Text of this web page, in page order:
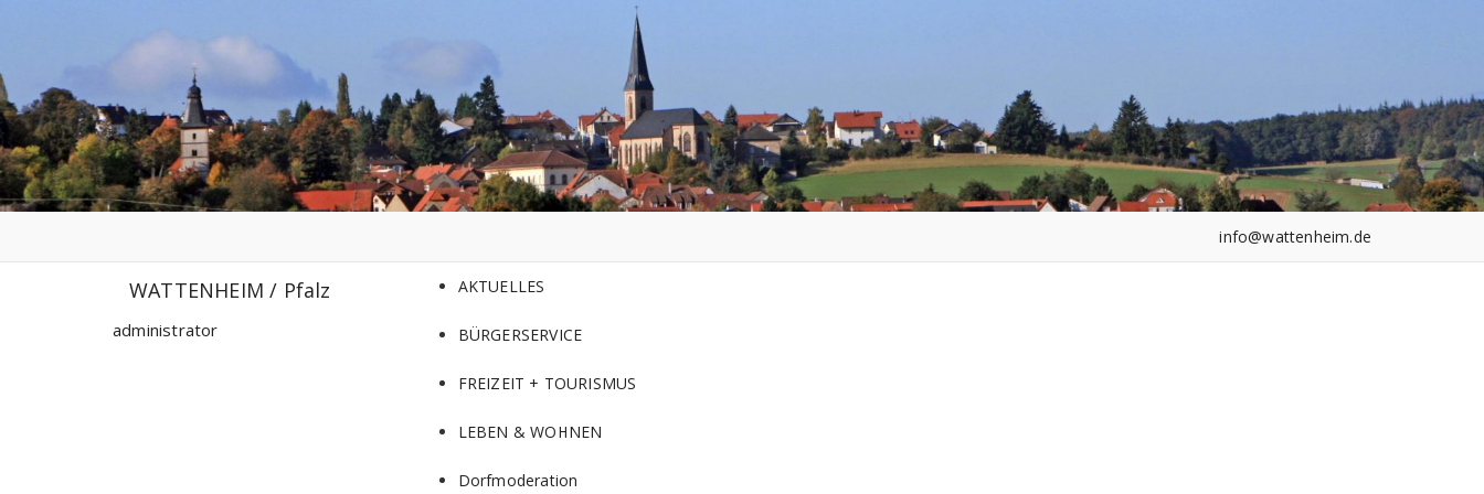
info@wattenheim.de
WATTENHEIM / Pfalz
administrator
AKTUELLES
BÜRGERSERVICE
FREIZEIT + TOURISMUS
LEBEN & WOHNEN
Dorfmoderation